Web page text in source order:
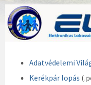
Adatvédelemi
Kerékpár lopás